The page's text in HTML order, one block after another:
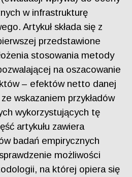
w infrastrukturę
Artykuł składa się z
przedstawione
stosowania metody
na oszacowanie
– efektów netto danej
wskazaniem przykładów
wykorzystujących tę
artykułu zawiera
badań empirycznych
możliwości
na której opiera się